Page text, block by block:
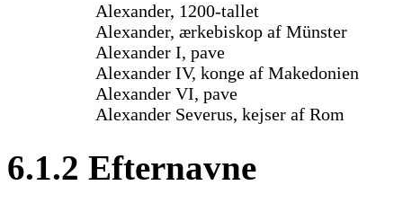
Alexander, 1200-tallet
Alexander, ærkebiskop af Münster
Alexander I, pave
Alexander IV, konge af Makedonien
Alexander VI, pave
Alexander Severus, kejser af Rom
6.1.2 Efternavne